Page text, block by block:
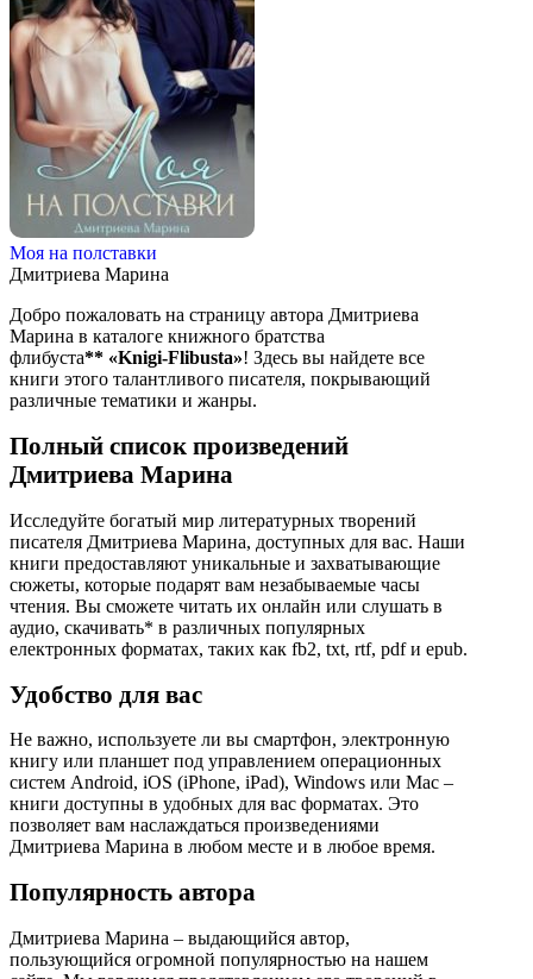
Моя на полставки
Дмитриева Марина
Добро пожаловать на страницу автора Дмитриева
Марина в каталоге книжного братства
флибуста** «Knigi-Flibusta»! Здесь вы найдете все
книги этого талантливого писателя, покрывающий
различные тематики и жанры.
Полный список произведений
Дмитриева Марина
Исследуйте богатый мир литературных творений
писателя Дмитриева Марина, доступных для вас. Наши
книги предоставляют уникальные и захватывающие
сюжеты, которые подарят вам незабываемые часы
чтения. Вы сможете читать их онлайн или слушать в
аудио, скачивать* в различных популярных
електронных форматах, таких как fb2, txt, rtf, pdf и epub.
Удобство для вас
Не важно, используете ли вы смартфон, электронную
книгу или планшет под управлением операционных
систем Android, iOS (iPhone, iPad), Windows или Mac –
книги доступны в удобных для вас форматах. Это
позволяет вам наслаждаться произведениями
Дмитриева Марина в любом месте и в любое время.
Популярность автора
Дмитриева Марина – выдающийся автор,
пользующийся огромной популярностью на нашем